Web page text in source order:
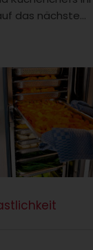
das nächste...